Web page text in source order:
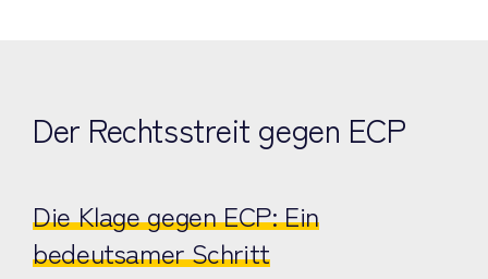
Der Rechtsstreit gegen ECP
Die Klage gegen ECP: Ein
bedeutsamer Schritt